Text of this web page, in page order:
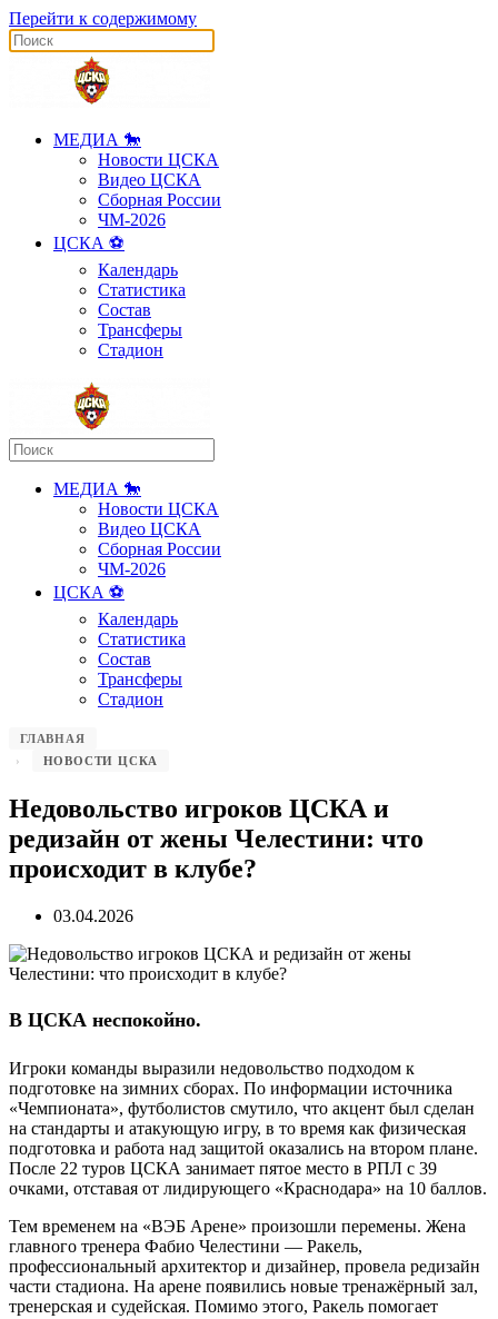
Перейти к содержимому
МЕДИА 🐎
Новости ЦСКА
Видео ЦСКА
Сборная России
ЧМ-2026
ЦСКА ⚽️
Календарь
Статистика
Состав
Трансферы
Стадион
МЕДИА 🐎
Новости ЦСКА
Видео ЦСКА
Сборная России
ЧМ-2026
ЦСКА ⚽️
Календарь
Статистика
Состав
Трансферы
Стадион
ГЛАВНАЯ
НОВОСТИ ЦСКА
Недовольство игроков ЦСКА и
редизайн от жены Челестини: что
происходит в клубе?
03.04.2026
В ЦСКА неспокойно.
Игроки команды выразили недовольство подходом к
подготовке на зимних сборах. По информации источника
«Чемпионата», футболистов смутило, что акцент был сделан
на стандарты и атакующую игру, в то время как физическая
подготовка и работа над защитой оказались на втором плане.
После 22 туров ЦСКА занимает пятое место в РПЛ с 39
очками, отставая от лидирующего «Краснодара» на 10 баллов.
Тем временем на «ВЭБ Арене» произошли перемены. Жена
главного тренера Фабио Челестини — Ракель,
профессиональный архитектор и дизайнер, провела редизайн
части стадиона. На арене появились новые тренажёрный зал,
тренерская и судейская. Помимо этого, Ракель помогает